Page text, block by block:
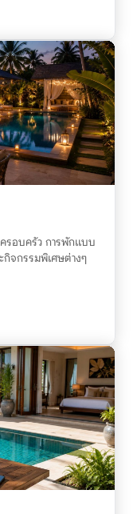
รอบครัว การพักแบบ
จกรรมพิเศษต่างๆ